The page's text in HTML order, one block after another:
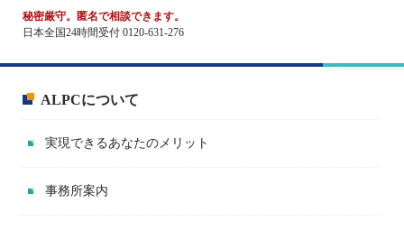
秘密厳守。匿名で相談できます。
日本全国24時間受付 0120-631-276
ALPCについて
実現できるあなたのメリット
事務所案内